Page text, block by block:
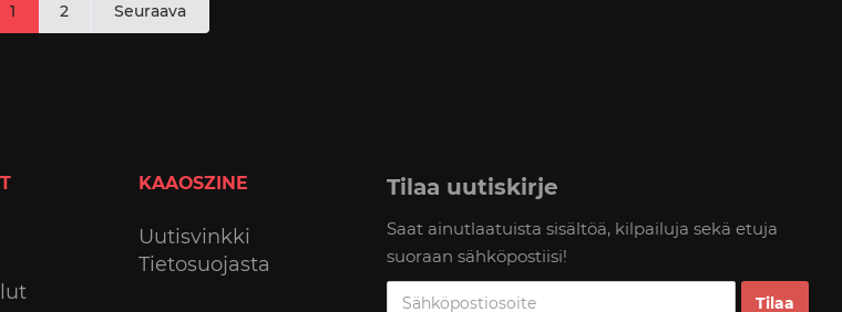
1 2 Seuraava
KAAOSZINE
Uutisvinkki
Tietosuojasta
Tilaa uutiskirje
Saat ainutlaatuista sisältöä, kilpailuja sekä etuja
suoraan sähköpostiisi!